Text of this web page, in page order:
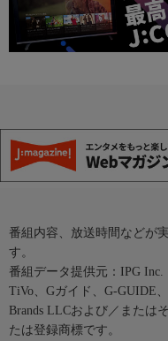
番組内容、放送時間などが
す。
番組データ提供元：IPG Inc.
TiVo、Gガイド、G-GUIDE
Brands LLCおよび／または
たは登録商標です。